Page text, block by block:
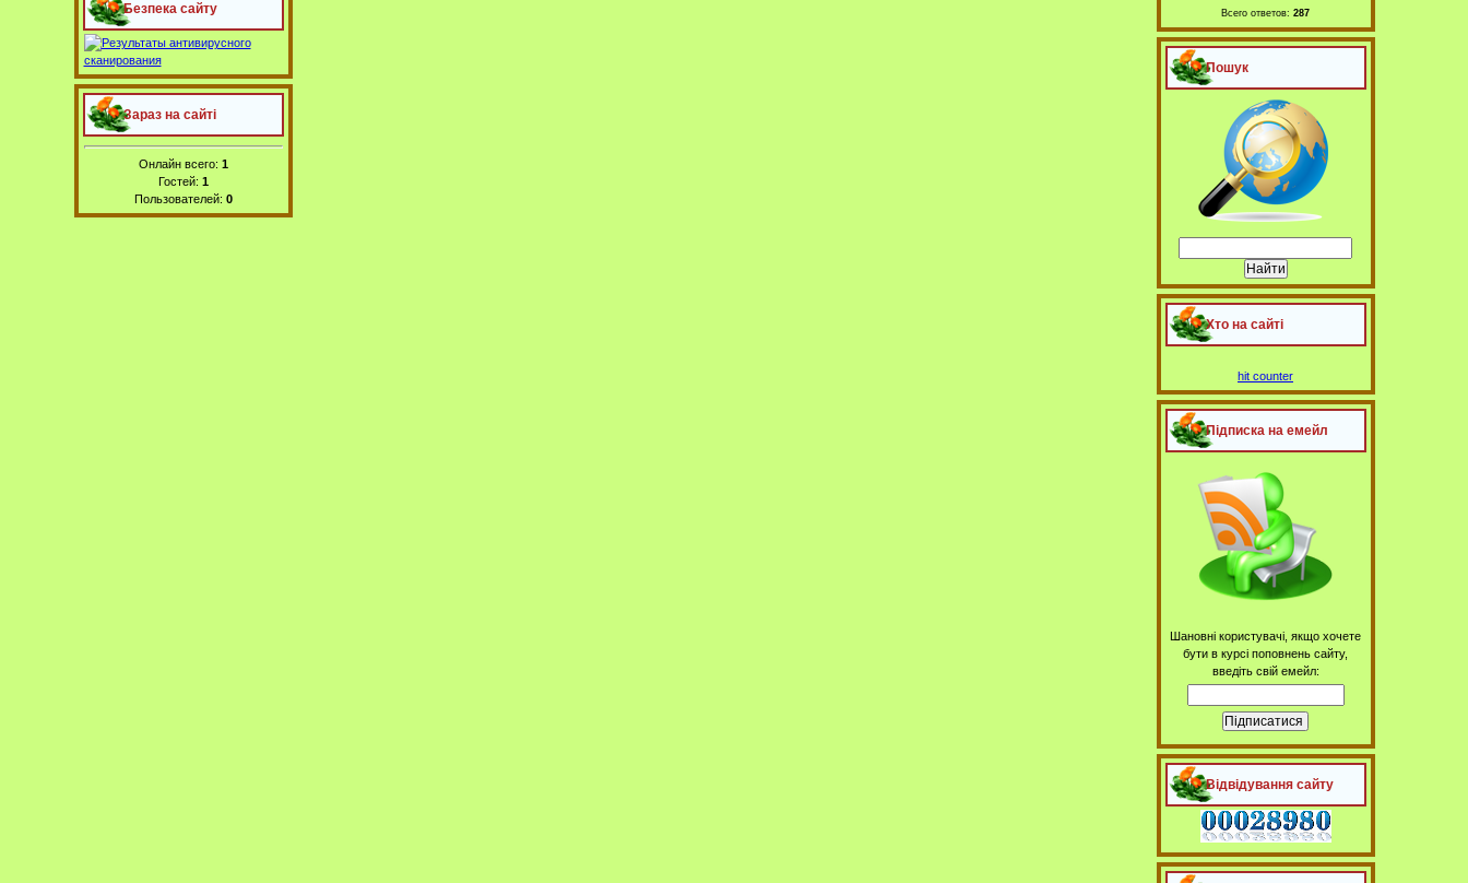
Безпека сайту
Зараз на сайті
Онлайн всего: 1
Гостей: 1
Пользователей: 0
Всего ответов: 287
Пошук
Хто на сайті
hit counter
Підписка на емейл
Шановні користувачі, якщо хочете
бути в курсі поповнень сайту,
введіть свій емейл:
Відвідування сайту